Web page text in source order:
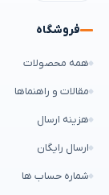
فروشگاه
همه محصولات
مقالات و راهنماها
هزینه ارسال
ارسال رایگان
شماره حساب ها